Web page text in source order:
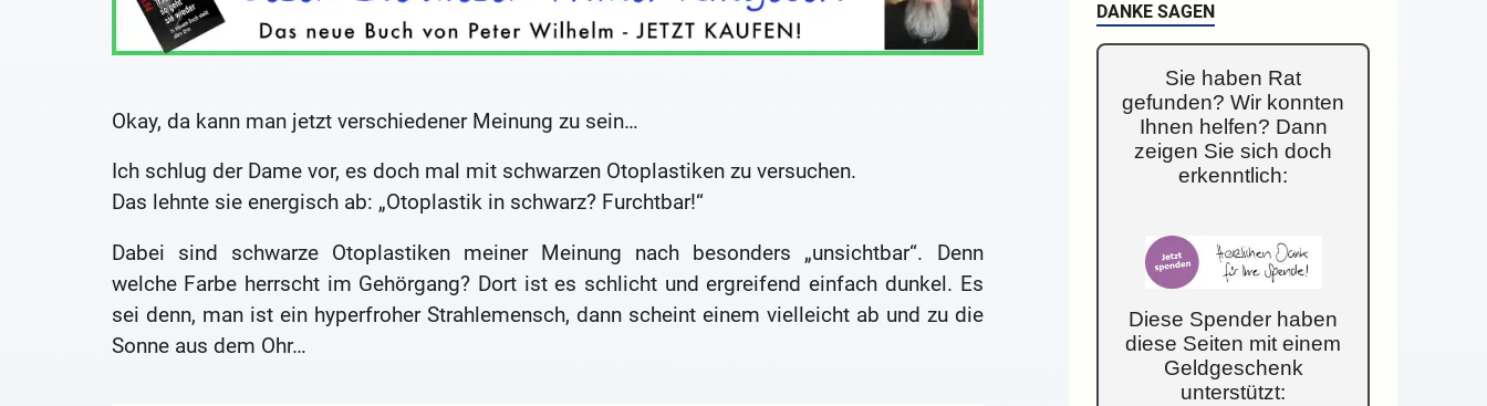
Okay, da kann man jetzt verschiedener Meinung zu sein…
Ich schlug der Dame vor, es doch mal mit schwarzen Otoplastiken zu versuchen.
Das lehnte sie energisch ab: „Otoplastik in schwarz? Furchtbar!“
Dabei sind schwarze Otoplastiken meiner Meinung nach besonders „unsichtbar“. Denn
welche Farbe herrscht im Gehörgang? Dort ist es schlicht und ergreifend einfach dunkel. Es
sei denn, man ist ein hyperfroher Strahlemensch, dann scheint einem vielleicht ab und zu die
Sonne aus dem Ohr…
DANKE SAGEN
Sie haben Rat
gefunden? Wir konnten
Ihnen helfen? Dann
zeigen Sie sich doch
erkenntlich:
Diese Spender haben
diese Seiten mit einem
Geldgeschenk
unterstützt: